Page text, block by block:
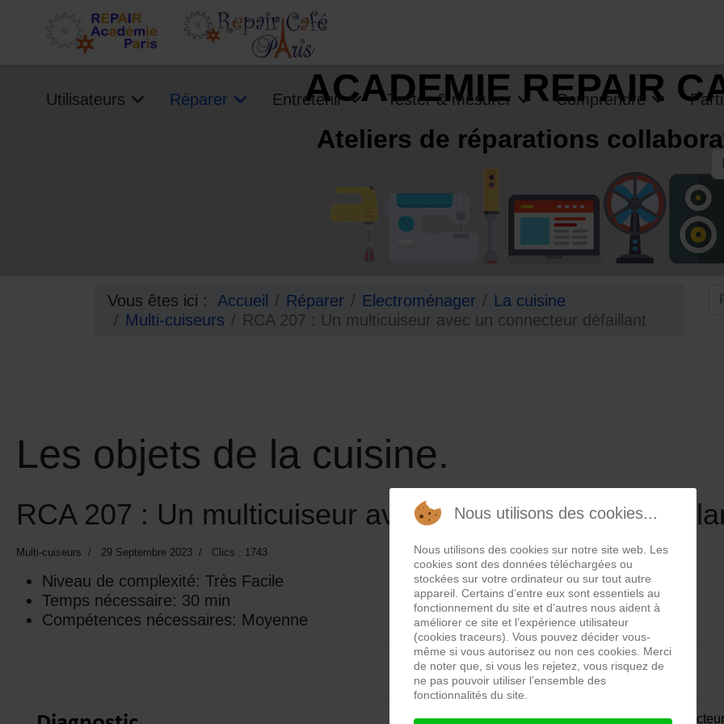
Utilisateurs Réparer Entretenir Tester & mesurer Comprendre
ACADEMIE REPAIR
Ateliers de réparations
Vous êtes ici : Accueil Réparer Electroménager
La cuisine
Multi-cuiseurs
RCA 207 : Un multicuiseur avec un connecteur défaillant
Les objets de la cuisine.
RCA 207 : Un multicuiseur avec un connecteur
Multi-cuiseurs 29 Septembre 2023 Clics : 1743
Niveau de complexité: Très Facile
Temps nécessaire: 30 min
Compétences nécessaires: Moyenne
Lorsqu’on branche le multicuiseur sur le
Nous utilisons des cookies...
Nous utilisons des cookies sur notre site web. Les
cookies sont des données téléchargées ou
stockées sur votre ordinateur ou sur tout autre
appareil. Certains d’entre eux sont essentiels au
fonctionnement du site et d’autres nous aident à
améliorer ce site et l’expérience utilisateur
(cookies traceurs). Vous pouvez décider vous-
même si vous autorisez ou non ces cookies. Merci
de noter que, si vous les rejetez, vous risquez de
ne pas pouvoir utiliser l’ensemble des
fonctionnalités du site.